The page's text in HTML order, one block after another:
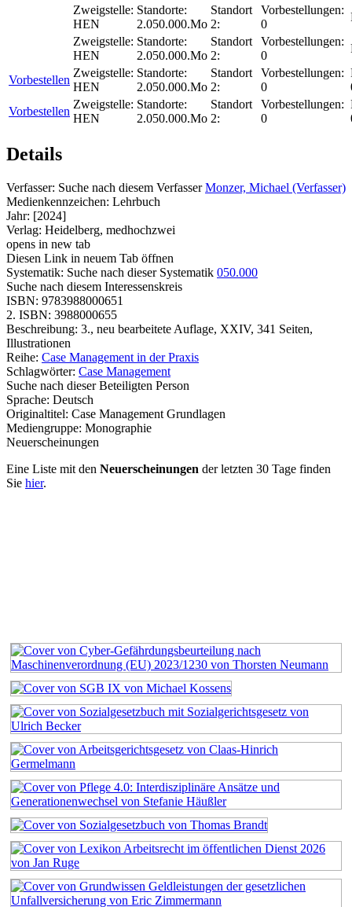
Zweigstelle:
HEN
Standorte:
2.050.000.Mo
Standort
2:
Vorbestellungen:
0
Zweigstelle:
HEN
Standorte:
2.050.000.Mo
Standort
2:
Vorbestellungen:
0
Vorbestellen
Zweigstelle:
HEN
Standorte:
2.050.000.Mo
Standort
2:
Vorbestellungen:
0
Vorbestellen
Zweigstelle:
HEN
Standorte:
2.050.000.Mo
Standort
2:
Vorbestellungen:
0
Details
Verfasser: Suche nach diesem Verfasser Monzer, Michael (Verfasser)
Medienkennzeichen: Lehrbuch
Jahr: [2024]
Verlag: Heidelberg, medhochzwei
opens in new tab
Diesen Link in neuem Tab öffnen
Systematik: Suche nach dieser Systematik 050.000
Suche nach diesem Interessenskreis
ISBN: 9783988000651
2. ISBN: 3988000655
Beschreibung: 3., neu bearbeitete Auflage, XXIV, 341 Seiten,
Illustrationen
Reihe: Case Management in der Praxis
Schlagwörter: Case Management
Suche nach dieser Beteiligten Person
Sprache: Deutsch
Originaltitel: Case Management Grundlagen
Mediengruppe: Monographie
Neuerscheinungen
Eine Liste mit den Neuerscheinungen der letzten 30 Tage finden
Sie hier.